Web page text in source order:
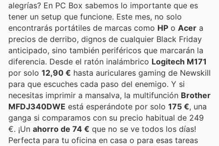
alegrías? En PC Box sabemos lo importante que es
tener un setup que funcione. Este mes, no solo
encontrarás portátiles de marcas como HP o Acer a
precios de derribo, dignos de cualquier Black Friday
anticipado, sino también periféricos que marcarán la
diferencia. Desde el ratón inalámbrico Logitech M171
por solo 12,90 € hasta auriculares gaming de Newskill
para que escuches cada paso del enemigo. Y si
necesitas imprimir a mansalva, la multifunción Brother
MFDJ340DWE está esperándote por solo 175 €, una
ganga si comparamos con su precio habitual de 249
€. ¡Un ahorro de 74 € que no se ve todos los días!
Perfecta para tu oficina en casa o para esas tareas